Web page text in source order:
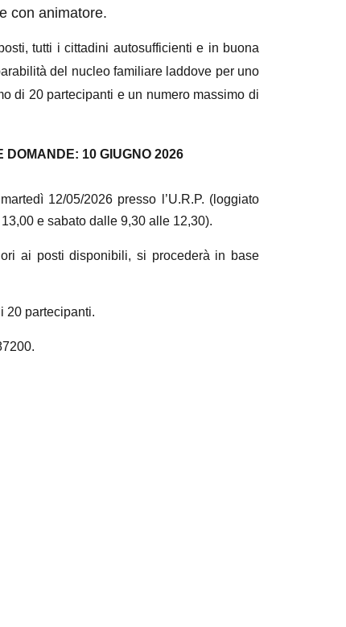
con animatore.
tutti i cittadini autosufficienti e in buona
del nucleo familiare laddove per uno
di 20 partecipanti e un numero massimo di
10 GIUGNO 2026
12/05/2026 presso l’U.R.P. (loggiato
e sabato dalle 9,30 alle 12,30).
ai posti disponibili, si procederà in base
20 partecipanti.